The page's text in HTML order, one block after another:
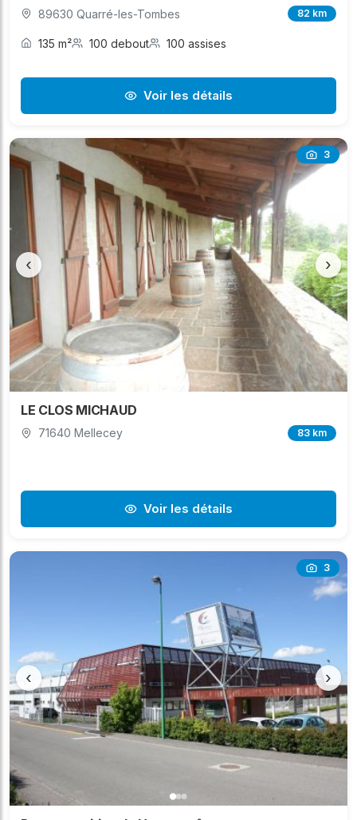
89630 Quarré-les-Tombes 82 km
135 m² 100 debout 100 assises
Voir les détails
3
‹ ›
LE CLOS MICHAUD
71640 Mellecey 83 km
Voir les détails
3
‹ ›